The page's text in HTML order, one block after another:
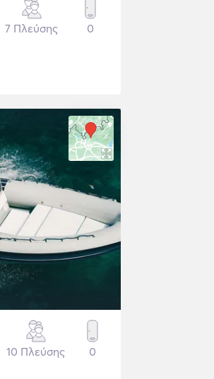
7 Πλεύσης 0
10 Πλεύσης 0